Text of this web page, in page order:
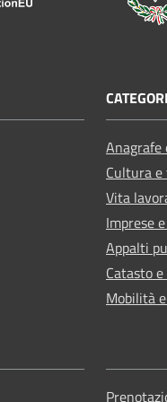
Cultura
Vita
Imprese
Appalti
Catasto
Mobilità